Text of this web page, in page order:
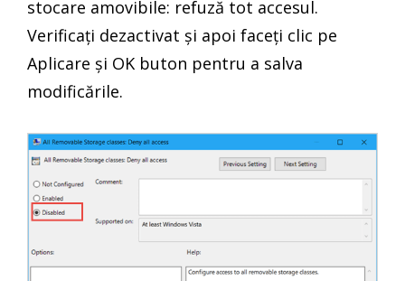
stocare amovibile: refuză tot accesul.
Verificați dezactivat și apoi faceți clic pe
Aplicare și OK buton pentru a salva
modificările.